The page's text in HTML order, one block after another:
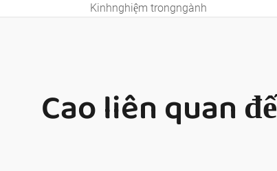
Kinhnghiệm trongngành
Cao liên quan